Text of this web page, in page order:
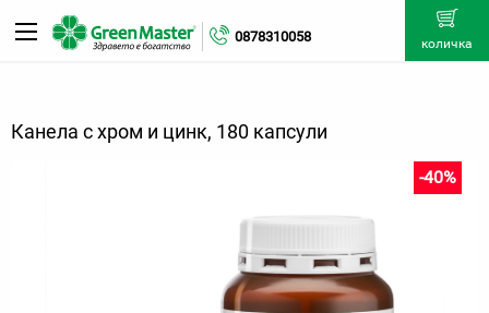
0878310058 количка
Канела с хром и цинк, 180 капсули
-40%